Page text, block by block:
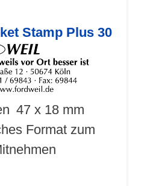
Stamp Plus 30
47 x 18 mm
Format zum